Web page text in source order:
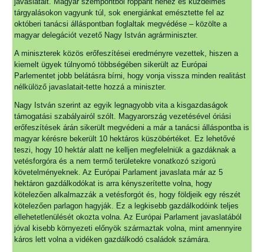
tárgyalásokon vagyunk túl, sok energiánkat emésztette fel az
októberi tanácsi álláspontban foglaltak megvédése – közölte a
magyar delegációt vezető Nagy István agrárminiszter.
A miniszterek közös erőfeszítései eredményre vezettek, hiszen a
kiemelt ügyek túlnyomó többségében sikerült az Európai
Parlementet jobb belátásra bírni, hogy vonja vissza minden realitást
nélkülöző javaslatait-tette hozzá a miniszter.
Nagy István szerint az egyik legnagyobb vita a kisgazdaságok
támogatási szabályairól szólt. Magyarország vezetésével óriási
erőfeszítések árán sikerült megvédeni a már a tanácsi álláspontba is
magyar kérésre bekerült 10 hektáros küszöbértéket. Ez lehetővé
teszi, hogy 10 hektár alatt ne kelljen megfelelniük a gazdáknak a
vetésforgóra és a nem termő területekre vonatkozó szigorú
követelményeknek. Az Európai Parlament javaslata már az 5
hektáron gazdálkodókat is arra kényszerítette volna, hogy
kötelezően alkalmazzák a vetésforgót és, hogy földjeik egy részét
kötelezően parlagon hagyják. Ez a legkisebb gazdálkodóink teljes
ellehetetlenülését okozta volna. Az Európai Parlament javaslatából
jóval kisebb környezeti előnyök származtak volna, mint amennyire
káros lett volna a vidéken gazdálkodó családok számára.